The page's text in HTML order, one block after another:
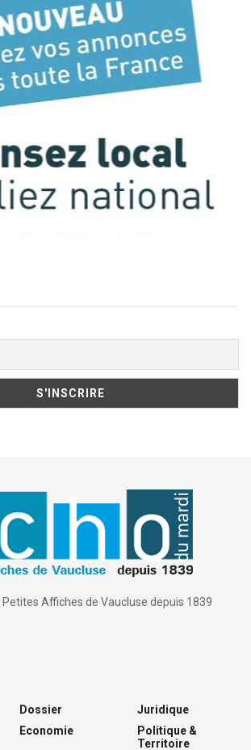
Petites Affiches de Vaucluse depuis 1839
Dossier
Economie
Juridique
Politique &
Territoire